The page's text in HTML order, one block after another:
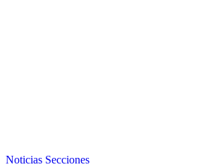
Noticias Secciones